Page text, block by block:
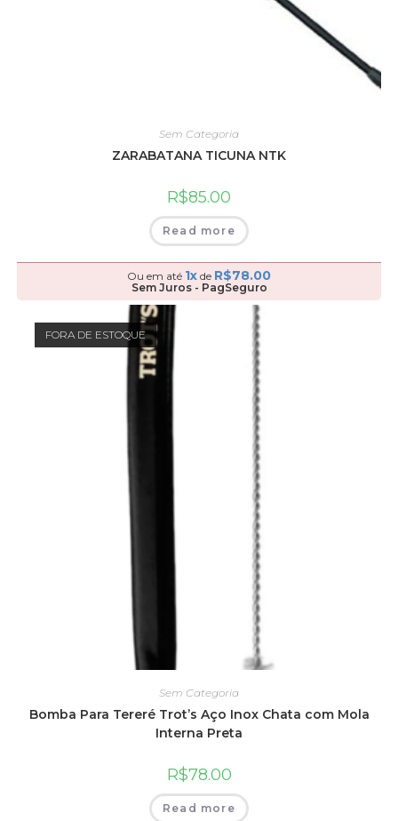
Sem Categoria
ZARABATANA TICUNA NTK
R$85.00
Read more
Ou em até 1x de R$78.00
Sem Juros - PagSeguro
FORA DE ESTOQUE
Sem Categoria
Bomba Para Tereré Trot’s Aço Inox Chata com Mola
Interna Preta
R$78.00
Read more